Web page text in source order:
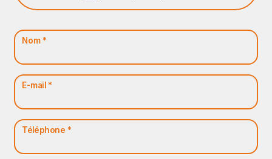
Nom *
E-mail *
Téléphone *